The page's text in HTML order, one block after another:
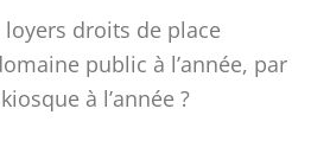
loyers droits de place
public à l’année, par
à l’année ?